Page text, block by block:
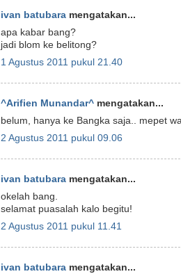
ivan batubara mengatakan...
apa kabar bang?
jadi blom ke belitong?
1 Agustus 2011 pukul 21.40
^Arifien Munandar^ mengatakan...
belum, hanya ke Bangka saja.. mepet
2 Agustus 2011 pukul 09.06
ivan batubara mengatakan...
okelah bang.
selamat puasalah kalo begitu!
2 Agustus 2011 pukul 11.41
ivan batubara mengatakan...